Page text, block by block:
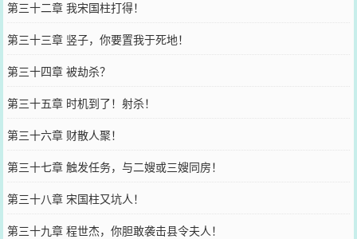
第三十二章 我宋国柱打得！
第三十三章 竖子，你要置我于死地！
第三十四章 被劫杀？
第三十五章 时机到了！射杀！
第三十六章 财散人聚！
第三十七章 触发任务，与二嫂或三嫂同房！
第三十八章 宋国柱又坑人！
第三十九章 程世杰，你胆敢袭击县令夫人！